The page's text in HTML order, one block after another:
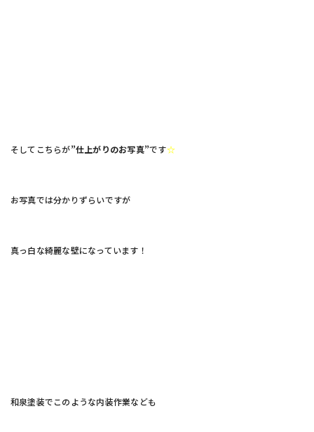
そしてこちらが”仕上がりのお写真”です☆
お写真では分かりずらいですが
真っ白な綺麗な壁になっています！
和泉塗装でこのような内装作業なども